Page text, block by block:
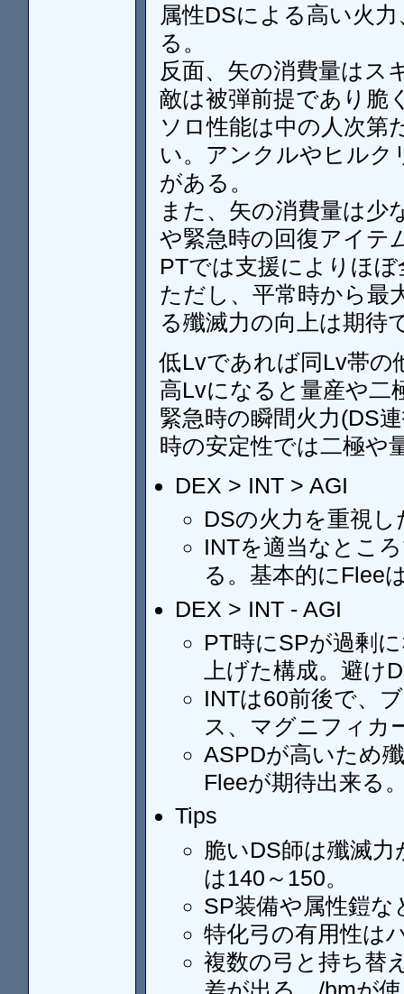
属性DSによる高い火
る。
反面、矢の消費量はス
敵は被弾前提であり脆
ソロ性能は中の人次第
い。アンクルやヒルク
がある。
また、矢の消費量は少
や緊急時の回復アイテ
PTでは支援によりほ
ただし、平常時から最
る殲滅力の向上は期待
低Lvであれば同Lv帯の
高Lvになると量産や二
緊急時の瞬間火力(DS
時の安定性では二極や
DEX > INT > AGI
DSの火力を重視
INTを適当なとこ
る。基本的にFlee
DEX > INT - AGI
PT時にSPが過剰
上げた構成。避け
INTは60前後で、
ス、マグニフィカ
ASPDが高いため
Fleeが期待出来る
Tips
脆いDS師は殲滅
は140～150。
SP装備や属性鎧
特化弓の有用性は
複数の弓と持ち替